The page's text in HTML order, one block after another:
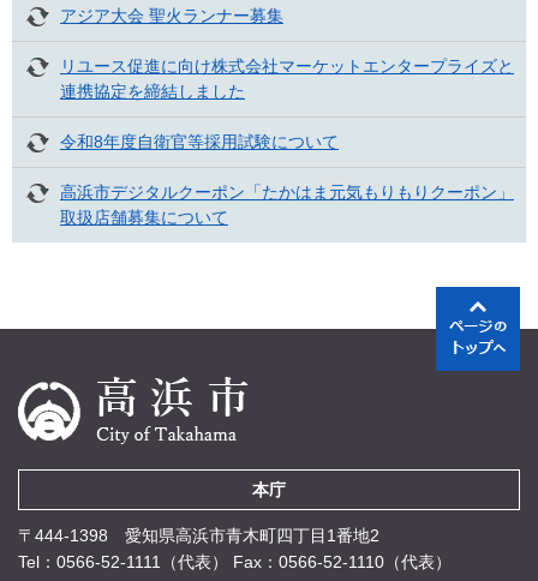
アジア大会 聖火ランナー募集
リユース促進に向け株式会社マーケットエンタープライズと
連携協定を締結しました
令和8年度自衛官等採用試験について
高浜市デジタルクーポン「たかはま元気もりもりクーポン」
取扱店舗募集について
本庁
〒444-1398 愛知県高浜市青木町四丁目1番地2
Tel：0566-52-1111（代表）
Fax：0566-52-1110（代表）